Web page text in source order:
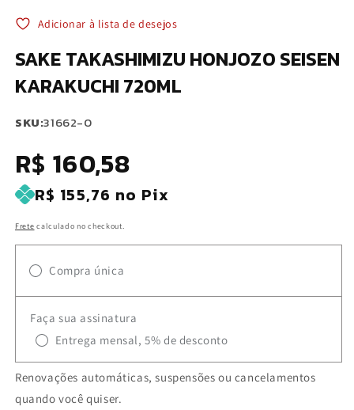
modalAdicionar à lista de desejos
SAKE TAKASHIMIZU HONJOZO SEISEN
KARAKUCHI 720ML
SKU:31662-0
Preço
normal
R$ 160,58
R$ 155,76 no Pix
Frete calculado no checkout.
Compra única
Faça sua assinatura
Entrega mensal, 5% de desconto
Renovações automáticas, suspensões ou cancelamentos
quando você quiser.